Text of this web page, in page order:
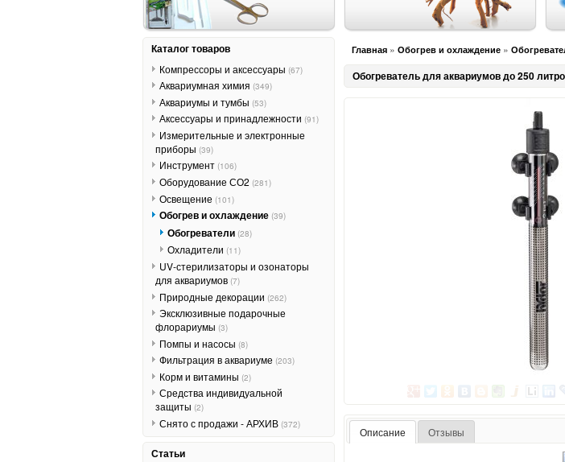
Главная » Обогрев и охлаждение »
Обогреватель для аквариумов до 250
Описание Отзывы
Каталог товаров
Компрессоры и аксессуары (67)
Аквариумная химия (349)
Аквариумы и тумбы (53)
Аксессуары и принадлежности (91)
Измерительные и электронные
приборы (39)
Инструмент (106)
Оборудование СО2 (281)
Освещение (101)
Обогрев и охлаждение (39)
Обогреватели (28)
Охладители (11)
UV-стерилизаторы и озонаторы
для аквариумов (7)
Природные декорации (262)
Эксклюзивные подарочные
флорариумы (3)
Помпы и насосы (8)
Фильтрация в аквариуме (203)
Корм и витамины (2)
Средства индивидуальной
защиты (2)
Снято с продажи - АРХИВ (372)
Статьи